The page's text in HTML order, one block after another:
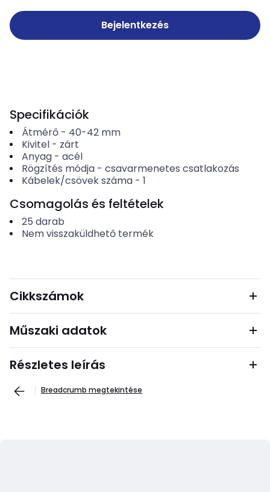
Bejelentkezés
Specifikációk
Átmérő- 40-42 mm
Kivitel- zárt
Anyag- acél
Rögzítés módja- csavarmenetes csatlakozás
Kábelek/csövek száma- 1
Csomagolás és feltételek
25 darab
Nem visszaküldhető termék
Cikkszámok
Műszaki adatok
Részletes leírás
Breadcrumb megtekintése